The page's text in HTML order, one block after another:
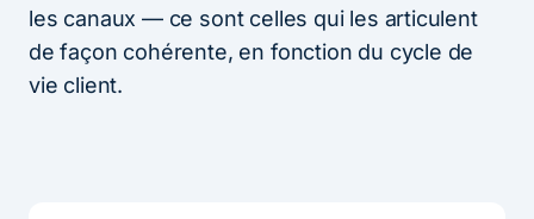
les canaux — ce sont celles qui les articulent
de façon cohérente, en fonction du cycle de
vie client.